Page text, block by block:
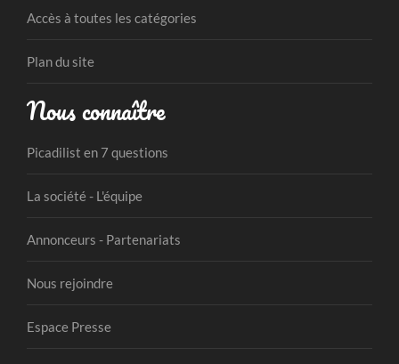
Accès à toutes les catégories
Plan du site
Nous connaître
Picadilist en 7 questions
La société - L'équipe
Annonceurs - Partenariats
Nous rejoindre
Espace Presse